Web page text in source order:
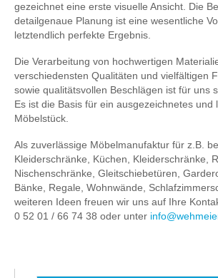
gezeichnet eine erste visuelle Ansicht. Die
detailgenaue Planung ist eine wesentliche
letztendlich perfekte Ergebnis.
Die Verarbeitung von hochwertigen
verschiedensten Qualitäten und vielfältigen
sowie qualitätsvollen Beschlägen ist für uns
Es ist die Basis für ein ausgezeichnetes und
Möbelstück.
Als zuverlässige Möbelmanufaktur für z.B.
Kleiderschränke, Küchen, Kleiderschränke,
Nischenschränke, Gleitschiebetüren,
Bänke, Regale, Wohnwände,
weiteren Ideen freuen wir uns auf Ihre
0 52 01 / 66 74 38 oder unter